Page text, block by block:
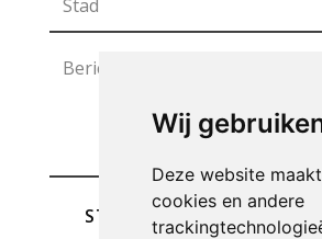
Wij
Deze website
cookies en andere
STUREN